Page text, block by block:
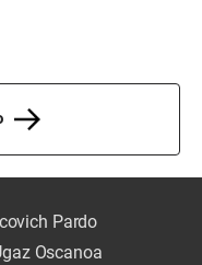
Pardo
Oscanoa